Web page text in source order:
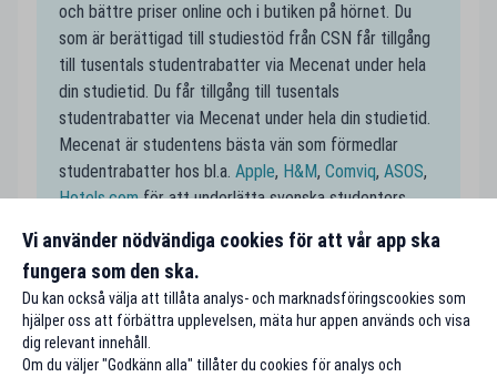
och bättre priser online och i butiken på hörnet. Du
som är berättigad till studiestöd från CSN får tillgång
till tusentals studentrabatter via Mecenat under hela
din studietid. Du får tillgång till tusentals
studentrabatter via Mecenat under hela din studietid.
Mecenat är studentens bästa vän som förmedlar
studentrabatter hos bl.a.Apple, H&M,Comviq,ASOS,
Hotels.comför att underlätta svenska studenters
längre.
Vi använder nödvändiga cookies för att vår app ska
fungera som den ska.
Du kan också välja att tillåta analys- och marknadsföringscookies som
hjälper oss att förbättra upplevelsen, mäta hur appen används och visa
dig relevant innehåll.
Om du väljer "Godkänn alla" tillåter du cookies för analys och